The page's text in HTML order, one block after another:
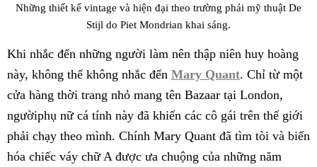
Những thiết kế vintage và hiện đại theo trường phái mỹ thuật De
Stijl do Piet Mondrian khai sáng.
Khi nhắc đến những người làm nên thập niên huy hoàng
này, không thể không nhắc đến Mary Quant. Chỉ từ một
cửa hàng thời trang nhỏ mang tên Bazaar tại London,
ngườiphụ nữ cá tính này đã khiến các cô gái trên thế giới
phải chạy theo mình. Chính Mary Quant đã tìm tòi và biến
hóa chiếc váy chữ A được ưa chuộng của những năm